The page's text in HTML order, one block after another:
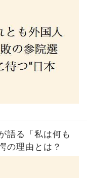
語る「私は何も
の理由とは？